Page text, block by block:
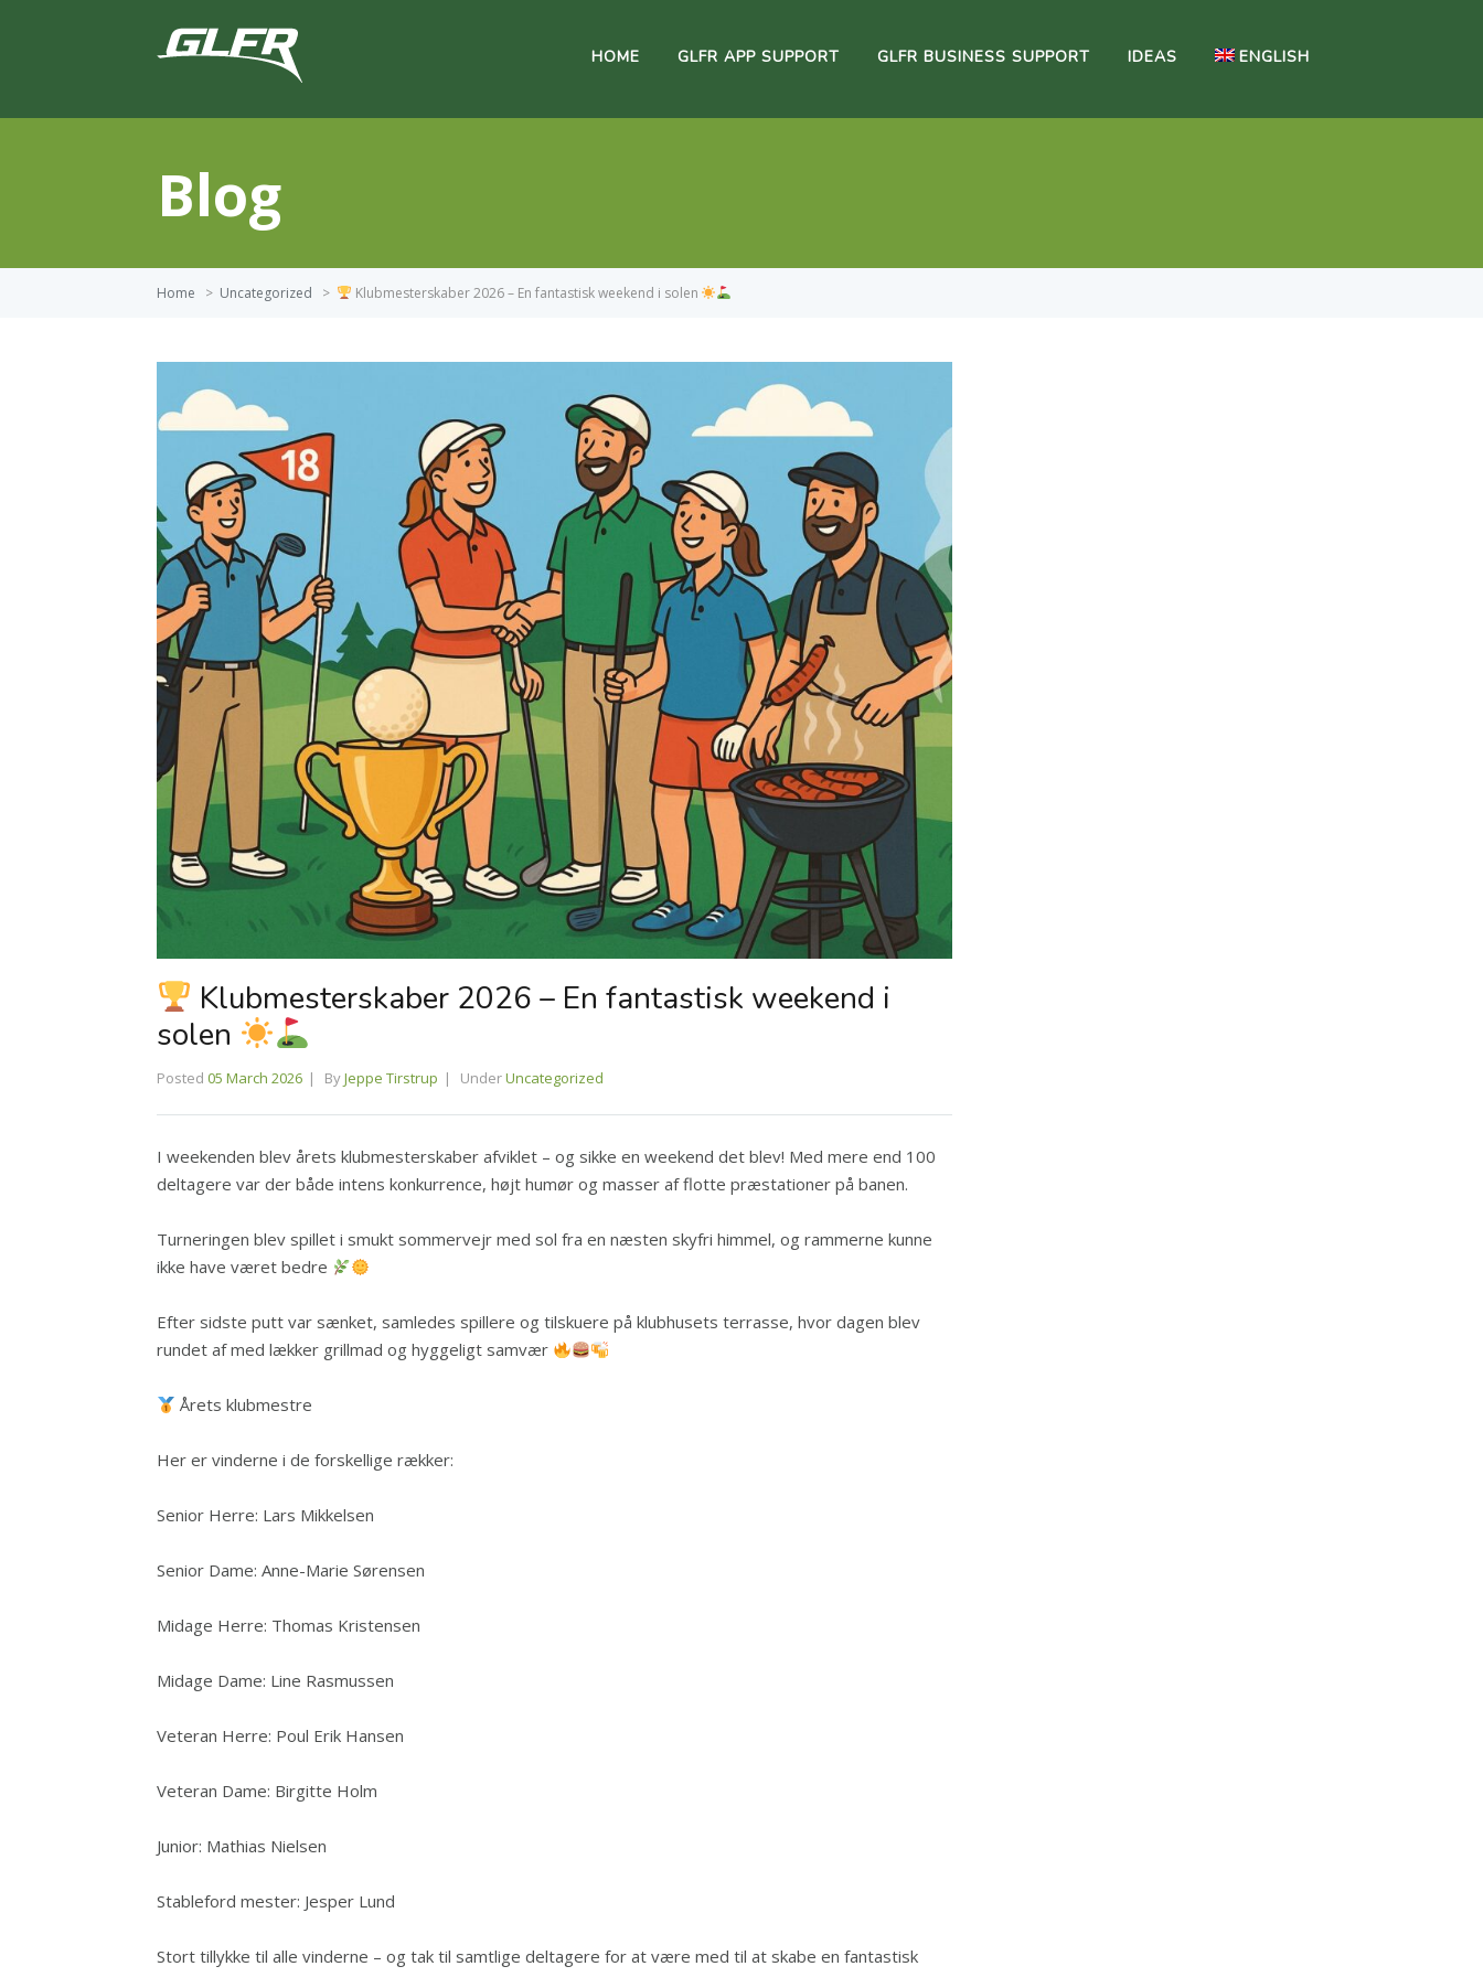
HOME GLFR APP SUPPORT GLFR BUSINESS SUPPORT IDEAS ENGLISH
Blog
Home > Uncategorized > Klubmesterskaber 2026 – En fantastisk weekend i solen
Klubmesterskaber 2026 – En fantastisk weekend i
solen
Posted 05 March 2026 ByJeppe Tirstrup UnderUncategorized
I weekenden blev årets klubmesterskaber afviklet – og sikke en weekend det blev! Med mere end 100
deltagere var der både intens konkurrence, højt humør og masser af flotte præstationer på banen.
Turneringen blev spillet i smukt sommervejr med sol fra en næsten skyfri himmel, og rammerne kunne
ikke have været bedre
Efter sidste putt var sænket, samledes spillere og tilskuere på klubhusets terrasse, hvor dagen blev
rundet af med lækker grillmad og hyggeligt samvær
Årets klubmestre
Her er vinderne i de forskellige rækker:
Senior Herre: Lars Mikkelsen
Senior Dame: Anne-Marie Sørensen
Midage Herre: Thomas Kristensen
Midage Dame: Line Rasmussen
Veteran Herre: Poul Erik Hansen
Veteran Dame: Birgitte Holm
Junior: Mathias Nielsen
Stableford mester: Jesper Lund
Stort tillykke til alle vinderne – og tak til samtlige deltagere for at være med til at skabe en fantastisk